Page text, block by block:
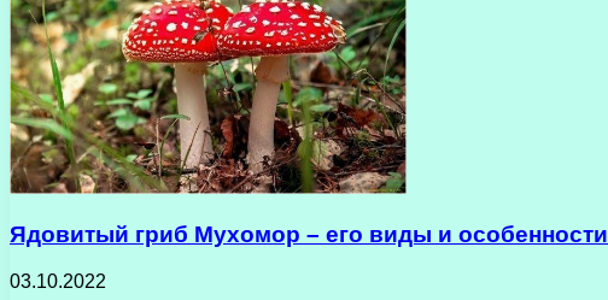
Ядовитый гриб Мухомор – его виды и особенности
03.10.2022